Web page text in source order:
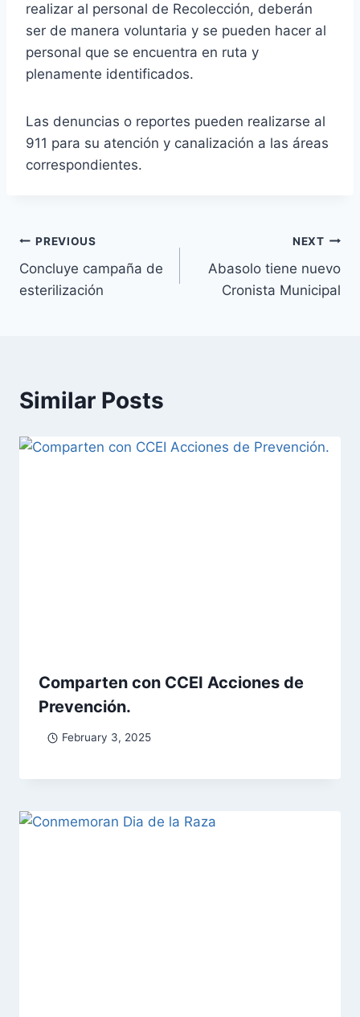
realizar al personal de Recolección, deberán
ser de manera voluntaria y se pueden hacer al
personal que se encuentra en ruta y
plenamente identificados.
Las denuncias o reportes pueden realizarse al
911 para su atención y canalización a las áreas
correspondientes.
PREVIOUS
Concluye campaña de
esterilización
NEXT
Abasolo tiene nuevo
Cronista Municipal
Similar Posts
Comparten con CCEI Acciones de
Prevención.
February 3, 2025